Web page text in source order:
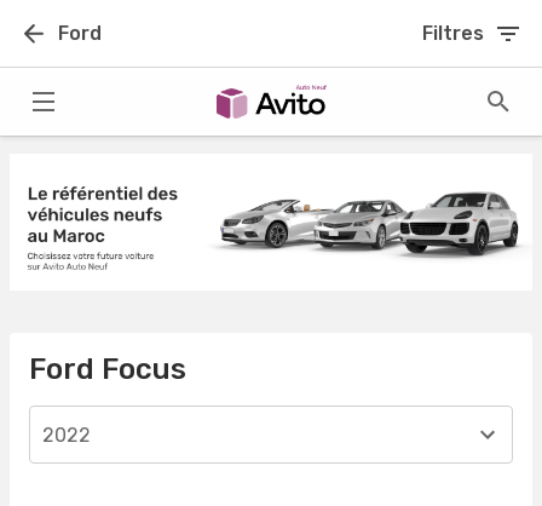
Ford Filtres
Ford Focus
2022